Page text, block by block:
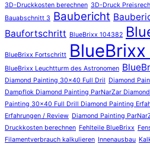
3D-Druckkosten berechnen 3D-Druck
Bauabschnitt 3 Baubericht
Baufortschritt BlueBrixx 104382
BlueBrixx Fortschritt
BlueBrixx Leuchtturm des Astronomen
Diamond Painting 30x40 Full Dril Diamond
Dampflok Diamond Painting ParNarZar
Painting 30x40 Full Drill Diamond Painting
Erfahrungen / Review Diamond Painting
Druckkosten berechnen Fehlteile BlueBrixx
Filamentverbrauch kalkulieren Innenausbau